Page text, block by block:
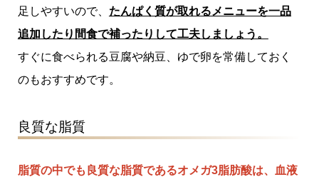
足しやすいので、 たんぱく質が取れるメニューを一品
追加したり間食で補ったりして工夫しましょう。
すぐに食べられる豆腐や納豆、ゆで卵を常備しておく
のもおすすめです。
良質な脂質
脂質の中でも良質な脂質であるオメガ3脂肪酸は、血液